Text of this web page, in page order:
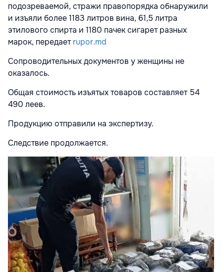
подозреваемой, стражи правопорядка обнаружили
и изъяли более 1183 литров вина, 61,5 литра
этилового спирта и 1180 пачек сигарет разных
марок, передаетrupor.md
Сопроводительных документов у женщины не
оказалось.
Общая стоимость изъятых товаров составляет 54
490 леев.
Продукцию отправили на экспертизу.
Следствие продолжается.